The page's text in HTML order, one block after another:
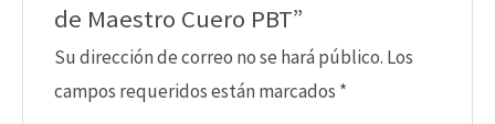
de Maestro Cuero PBT”
Su dirección de correo no se hará público. Los
campos requeridos están marcados *